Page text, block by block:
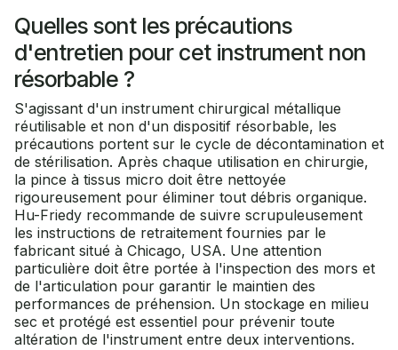
Quelles sont les précautions
d'entretien pour cet instrument non
résorbable ?
S'agissant d'un instrument chirurgical métallique
réutilisable et non d'un dispositif résorbable, les
précautions portent sur le cycle de décontamination et
de stérilisation. Après chaque utilisation en chirurgie,
la pince à tissus micro doit être nettoyée
rigoureusement pour éliminer tout débris organique.
Hu-Friedy recommande de suivre scrupuleusement
les instructions de retraitement fournies par le
fabricant situé à Chicago, USA. Une attention
particulière doit être portée à l'inspection des mors et
de l'articulation pour garantir le maintien des
performances de préhension. Un stockage en milieu
sec et protégé est essentiel pour prévenir toute
altération de l'instrument entre deux interventions.